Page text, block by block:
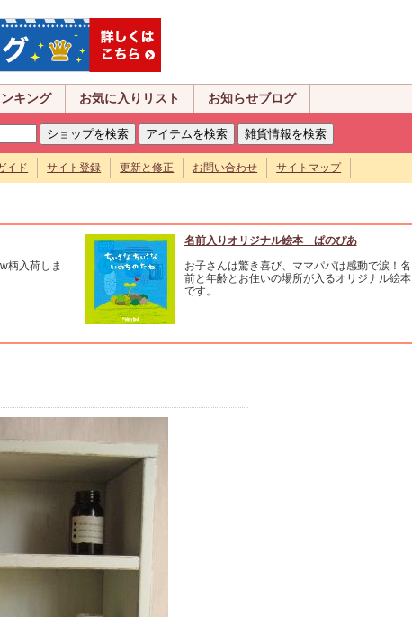
キング お気に入りリスト お知らせブログ
イド サイト登録 更新と修正 お問い合わせ サイトマップ
柄入荷しま
名前入りオリジナル絵本 ぱのぴあ
お子さんは驚き喜び、ママパパは感動で涙！名
前と年齢とお住いの場所が入るオリジナル絵本
です。